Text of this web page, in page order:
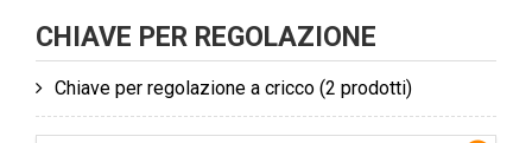
CHIAVE PER REGOLAZIONE
Chiave per regolazione a cricco (2 prodotti)